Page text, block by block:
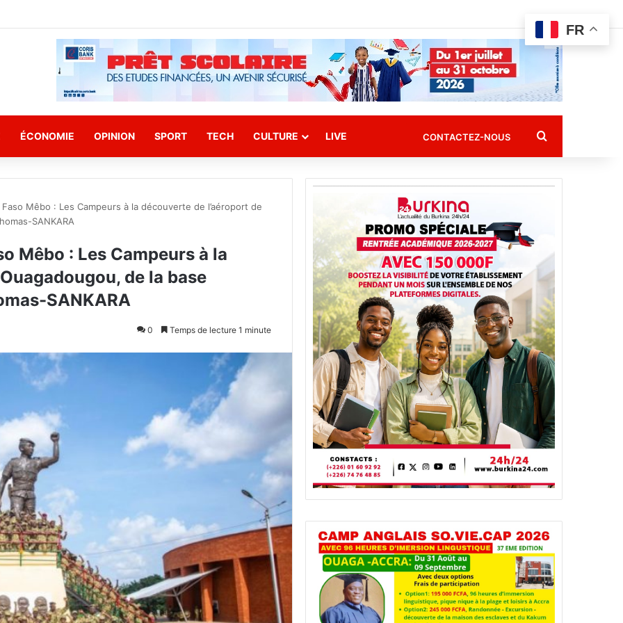
ÉCONOMIE OPINION SPORT TECH CULTURE LIVE CONTACTEZ-NOUS Rechercher
Mêbo : Les Campeurs à la découverte de l’aéroport de
SANKARA
Mêbo : Les Campeurs à la
de la base
SANKARA
0 Temps de lecture 1 minute
FR